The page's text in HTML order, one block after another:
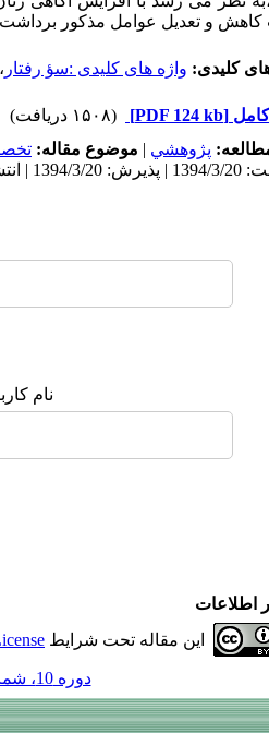
و تعدیل عوامل مذکور برداشت.
کلیدی: واژه های کلیدی :سؤ رفتار ،
[PDF 124 kb]
(۱۵۰۸ دریافت)
پژوهشي | موضوع مقاله:
انتشار: 1394/3/20
نام
اطلاعات
این مقاله تحت شرایط
دوره 10، شماره 37 - ( 1-1384 )